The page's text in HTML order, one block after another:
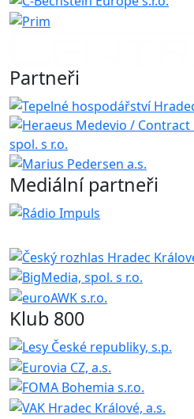
Partneři
Mediální partneři
Klub 800